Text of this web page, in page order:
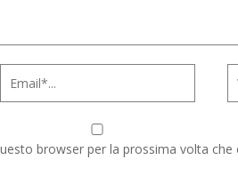
browser per la prossima volta che